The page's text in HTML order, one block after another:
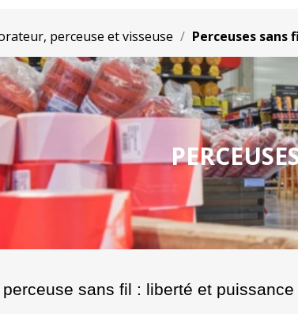
perceuse et visseuse Perceuses sans
sans fil : liberté et